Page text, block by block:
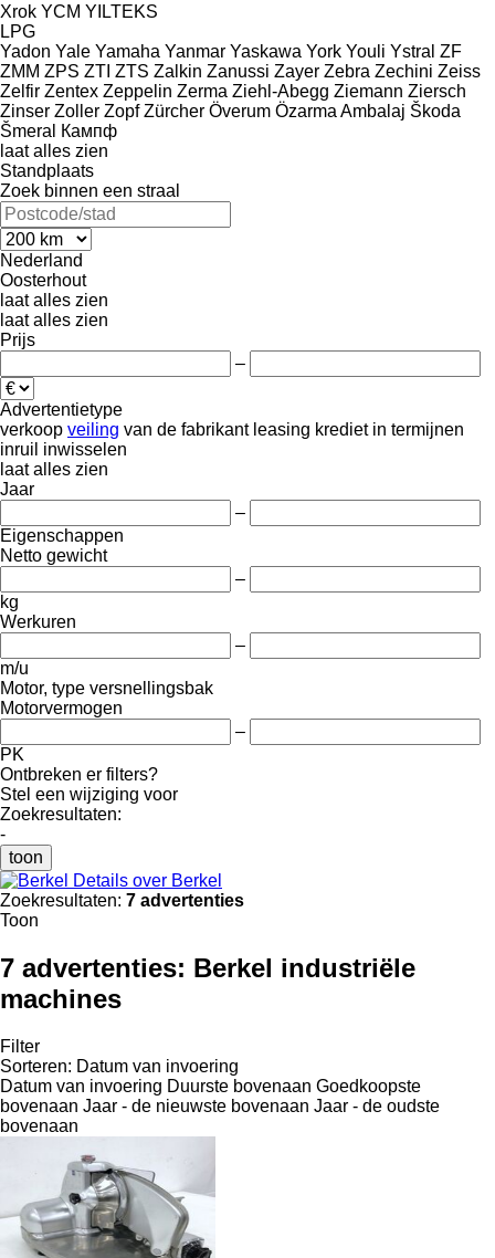
Xrok YCM YILTEKS
LPG
Yadon Yale Yamaha Yanmar Yaskawa York Youli Ystral ZF
ZMM ZPS ZTI ZTS Zalkin Zanussi Zayer Zebra Zechini Zeiss
Zelfir Zentex Zeppelin Zerma Ziehl-Abegg Ziemann Ziersch
Zinser Zoller Zopf Zürcher Överum Özarma Ambalaj Škoda
Šmeral
Кампф
laat alles zien
Standplaats
Zoek binnen een straal
Nederland
Oosterhout
laat alles zien
laat alles zien
Prijs
–
Advertentietype
verkoop veiling van de fabrikant leasing krediet in termijnen
inruil inwisselen
laat alles zien
Jaar
–
Eigenschappen
Netto gewicht
–
kg
Werkuren
–
m/u
Motor, type versnellingsbak
Motorvermogen
–
PK
Ontbreken er filters?
Stel een wijziging voor
Zoekresultaten:
-
toon
Details over Berkel
Zoekresultaten: 7 advertenties
Toon
7 advertenties: Berkel industriële
machines
Filter
Sorteren: Datum van invoering
Datum van invoering Duurste bovenaan Goedkoopste
bovenaan Jaar - de nieuwste bovenaan Jaar - de oudste
bovenaan